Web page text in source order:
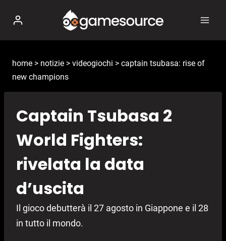
contenuto
home > notizie > videogiochi > captain tsubasa: rise of
new champions
Captain Tsubasa 2
World Fighters:
rivelata la data
d’uscita
Il gioco debutterà il 27 agosto in Giappone e il 28
in tutto il mondo.